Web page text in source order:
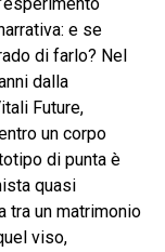
e se
di farlo? Nel
dalla
Future,
un corpo
di punta è
quasi
tra un matrimonio
viso,